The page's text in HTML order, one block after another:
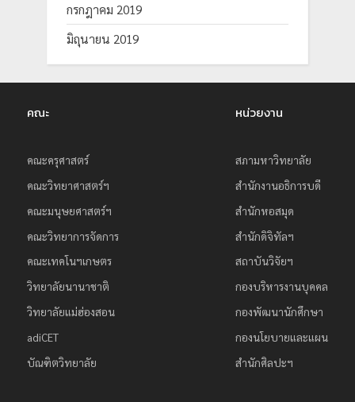
กรกฎาคม 2019
มิถุนายน 2019
คณะ
คณะครุศาสตร์
คณะวิทยาศาสตร์ฯ
คณะมนุษยศาสตร์ฯ
คณะวิทยาการจัดการ
คณะเทคโนฯเกษตร
วิทยาลัยนานาชาติ
วิทยาลัยแม่ฮ่องสอน
adiCET
บัณฑิตวิทยาลัย
หน่วยงาน
สภามหาวิทยาลัย
สำนักงานอธิการบดี
สำนักหอสมุด
สำนักดิจิทัลฯ
สถาบันวิจัยฯ
กองบริหารงานบุคคล
กองพัฒนานักศึกษา
กองนโยบายและแผน
สำนักศิลปะฯ